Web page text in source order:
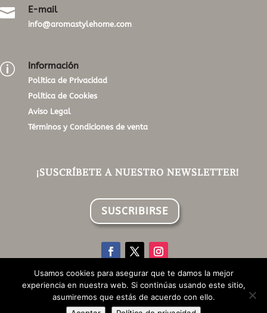
 E-mail
info@aromastylehome.com
p Información
Política de Privacidad
Política de Cookies
Aviso Legal
Términos y Condiciones de venta
¡SUSCRÍBETE A NUESTRO NEWSLETTER!
SUSCRIBIRSE
©Aroma Style Home | Todos los derechos reservados |
Design by Pixelgroup
Usamos cookies para asegurar que te damos la mejor
experiencia en nuestra web. Si continúas usando este sitio,
asumiremos que estás de acuerdo con ello.